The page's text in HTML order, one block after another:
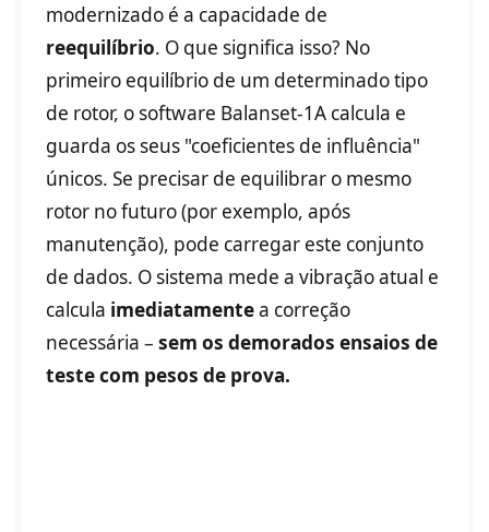
modernizado é a capacidade de
reequilíbrio. O que significa isso? No
primeiro equilíbrio de um determinado tipo
de rotor, o software Balanset-1A calcula e
guarda os seus "coeficientes de influência"
únicos. Se precisar de equilibrar o mesmo
rotor no futuro (por exemplo, após
manutenção), pode carregar este conjunto
de dados. O sistema mede a vibração atual e
calcula imediatamentea correção
necessária – sem os demorados ensaios de
teste com pesos de prova.